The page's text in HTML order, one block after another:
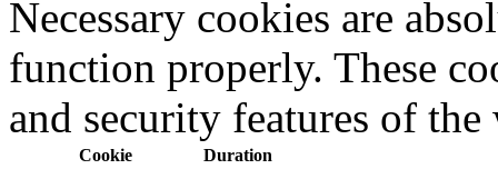
Necessary cookies are
function properly. These
and security features of
Cookie
Duration